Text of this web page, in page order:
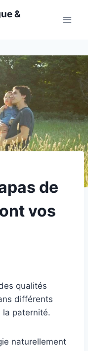
&
de
vos
qualités
différents
la paternité.
naturellement